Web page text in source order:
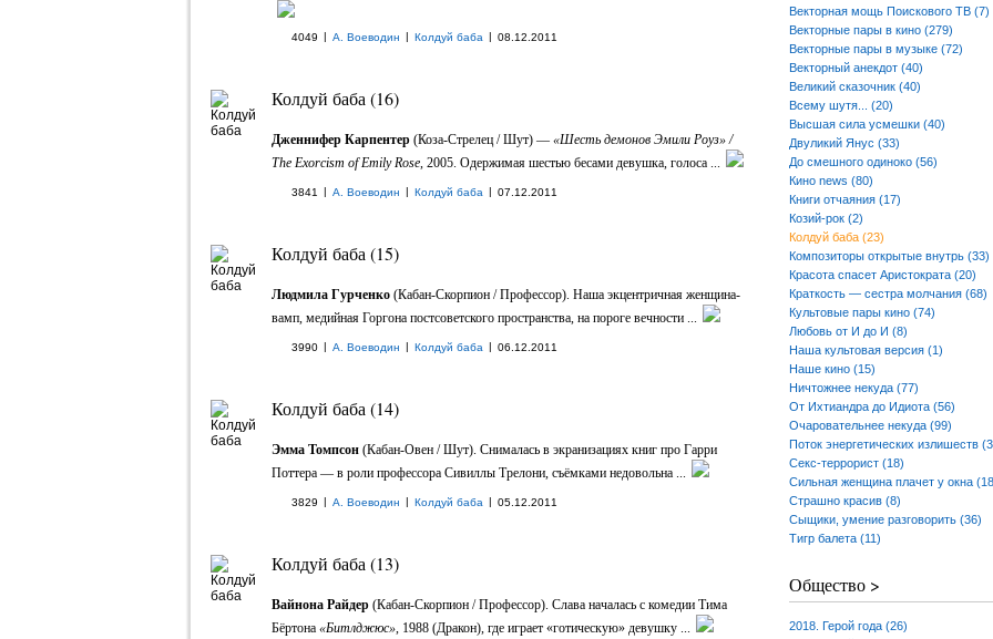
4049 | А. Воеводин | Колдуй баба | 08.12.2011
Колдуй баба (16)
Дженнифер Карпентер (Коза-Стрелец / Шут) — «Шесть демонов Эмили Роуз» /
The Exorcism of Emily Rose, 2005. Одержимая шестью бесами девушка, голоса ...
3841 | А. Воеводин | Колдуй баба | 07.12.2011
Колдуй баба (15)
Людмила Гурченко (Кабан-Скорпион / Профессор). Наша экцентричная женщина-
вамп, медийная Горгона постсоветского пространства, на пороге вечности ...
3990 | А. Воеводин | Колдуй баба | 06.12.2011
Колдуй баба (14)
Эмма Томпсон (Кабан-Овен / Шут). Снималась в экранизациях книг про Гарри
Поттера — в роли профессора Сивиллы Трелони, съёмками недовольна ...
3829 | А. Воеводин | Колдуй баба | 05.12.2011
Колдуй баба (13)
Вайнона Райдер (Кабан-Скорпион / Профессор). Слава началась с комедии Тима
Бёртона «Битлджюс», 1988 (Дракон), где играет «готическую» девушку ...
Векторная мощь Поискового ТВ (7)
Векторные пары в кино (279)
Векторные пары в музыке (72)
Векторный анекдот (40)
Великий сказочник (40)
Всему шутя... (20)
Высшая сила усмешки (40)
Двуликий Янус (33)
До смешного одиноко (56)
Кино news (80)
Книги отчаяния (17)
Козий-рок (2)
Колдуй баба (23)
Композиторы открытые внутрь (33)
Красота спасет Аристократа (20)
Краткость — сестра молчания (68)
Культовые пары кино (74)
Любовь от И до И (8)
Наша культовая версия (1)
Наше кино (15)
Ничтожнее некуда (77)
От Ихтиандра до Идиота (56)
Очаровательнее некуда (99)
Поток энергетических излишеств
Секс-террорист (18)
Сильная женщина плачет у окна
Страшно красив (8)
Сыщики, умение разговорить (36)
Тигр балета (11)
Общество >
2018. Герой года (26)